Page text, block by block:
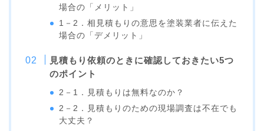
場合の「メリット」
1－2．相見積もりの意思を塗装業者に伝えた
場合の「デメリット」
見積もり依頼のときに確認しておきたい5つ
のポイント
2－1．見積もりは無料なのか？
2－2．見積もりのための現場調査は不在でも
大丈夫？